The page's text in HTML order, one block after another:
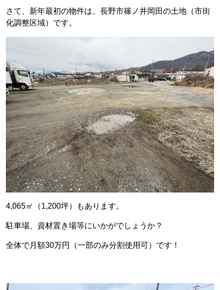
さて、新年最初の物件は、長野市篠ノ井岡田の土地（市街
化調整区域）です。
4,065㎡（1,200坪）もあります。
駐車場、資材置き場等にいかがでしょうか？
全体で月額30万円（一部のみ分割使用可）です！